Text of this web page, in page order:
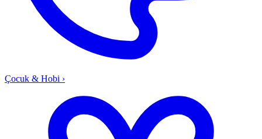
Çocuk & Hobi ›